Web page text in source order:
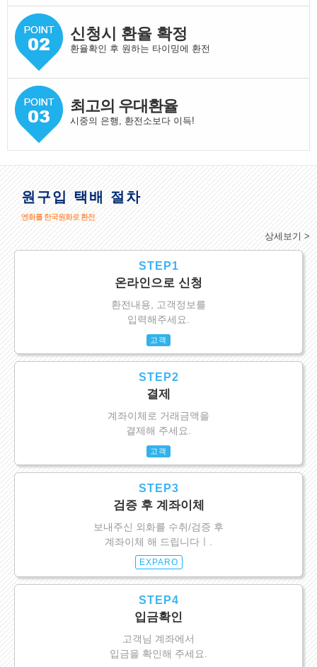
신청시 환율 확정
환율확인 후 원하는 타이밍에 환전
최고의 우대환율
시중의 은행, 환전소보다 이득!
원구입 택배 절차
엔화를 한국원화로 환전
상세보기 >
STEP1
온라인으로 신청
환전내용, 고객정보를
입력해주세요.
고객
STEP2
결제
계좌이체로 거래금액을
결제해 주세요.
고객
STEP3
검증 후 계좌이체
보내주신 외화를 수취/검증 후
계좌이체 해 드립니다ㅣ.
EXPARO
STEP4
입금확인
고객님 계좌에서
입금을 확인해 주세요.